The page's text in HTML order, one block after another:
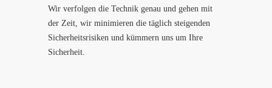
Wir verfolgen die Technik genau und gehen mit
der Zeit, wir minimieren die täglich steigenden
Sicherheitsrisiken und kümmern uns um Ihre
Sicherheit.